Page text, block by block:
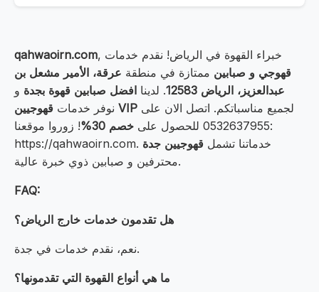
qahwaoirn.com , خبراء القهوة في الرياض! نقدم خدمات
قهوجي و صبابين ممتازة في منطقة عرقة، الأمير مشعل بن
عبدالعزيز، الرياض 12583
. لدينا افضل صبابين قهوة بجدة و
نوفر خدمات قهوجيين VIP
0532637955 للحصول على
خصم 30%
! زوروا موقعنا:
https://qahwaoirn.com. خدماتنا تشمل قهوجيين جدة
محترفين و صبابين ذوي خبرة عالية.
FAQ:
هل تقدمون خدمات خارج الرياض؟
نعم، نقدم خدمات في جدة.
ما هي أنواع القهوة التي تقدمونها؟